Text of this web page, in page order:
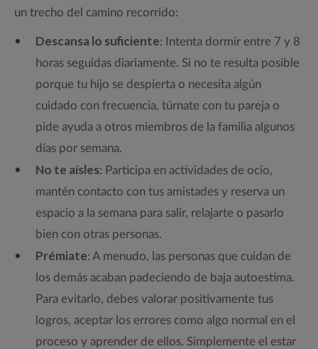
un trecho del camino recorrido:
Descansa lo suficiente: Intenta dormir entre 7 y 8
horas seguidas diariamente. Si no te resulta posible
porque tu hijo se despierta o necesita algún
cuidado con frecuencia, túrnate con tu pareja o
pide ayuda a otros miembros de la familia algunos
días por semana.
No te aísles: Participa en actividades de ocio,
mantén contacto con tus amistades y reserva un
espacio a la semana para salir, relajarte o pasarlo
bien con otras personas.
Prémiate: A menudo, las personas que cuidan de
los demás acaban padeciendo de baja autoestima.
Para evitarlo, debes valorar positivamente tus
logros, aceptar los errores como algo normal en el
proceso y aprender de ellos. Simplemente el estar